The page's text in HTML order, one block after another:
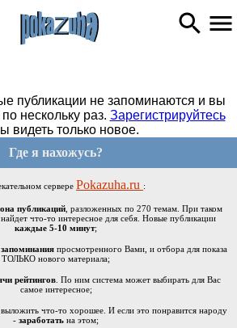
публикации не запоминаются и вы
нескольку раз. Зарегистрируйтесь
видеть только новое.
Где я нахожусь?
сервере Pokazuha.ru :
публикаций, разложенных по 270 темам. При таком
что-то интересное для себя. Новые публикации
каждые 5-10 минут;
просмотренного Вами, и отбора для показа
ТОЛЬКО нового материала;
рейтингов . По ним система может выбирать для Вас
самое интересное;
что-то хорошее. И если это понравится народу
- заработать на этом;